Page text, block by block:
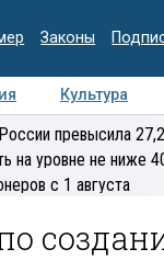
Законы
Культура
Интервьюпревысила
на уровне не ниже
с 1 августа